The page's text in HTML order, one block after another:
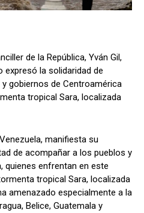
de la República, Yván Gil,
la solidaridad de
gobiernos de Centroamérica
tropical Sara, localizada
manifiesta su
de acompañar a los pueblos y
quienes enfrentan en este
tropical Sara, localizada
amenazado especialmente a la
Belice, Guatemala y